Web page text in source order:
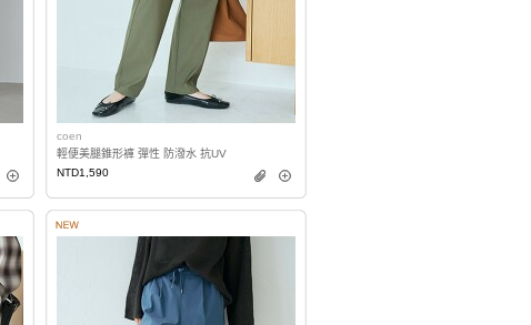
coen
輕便美腿錐形褲 彈性 防潑水 抗UV
NTD1,590